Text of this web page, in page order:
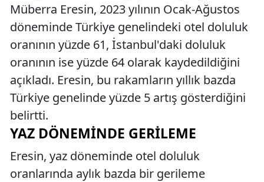
Müberra Eresin, 2023 yılının Ocak-Ağustos
döneminde Türkiye genelindeki otel doluluk
oranının yüzde 61, İstanbul'daki doluluk
oranının ise yüzde 64 olarak kaydedildiğini
açıkladı. Eresin, bu rakamların yıllık bazda
Türkiye genelinde yüzde 5 artış gösterdiğini
belirtti.
YAZ DÖNEMINDE GERILEME
Eresin, yaz döneminde otel doluluk
oranlarında aylık bazda bir gerileme